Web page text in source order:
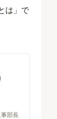
は」で
部長